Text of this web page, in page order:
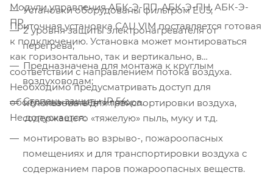
Модули управления АБК-Э-ПП, АБК-Э-ПН, АБК-Э-
ПР.
Установки оборудованы фильтром EU5;
2 уровня защиты электронагревателя от
перегрева;
Предназначена для монтажа к круглым
воздуховодам;
Степень защиты IP 54;
Приточная установка CAU VIM поставляется готовая
к подключению. Установка может монтироваться
как горизонтально, так и вертикально, в
соответствии с направлением потока воздуха.
Необходимо предусматривать доступ для
обслуживания вентилятора.
Не допускается:
использовать для транспортировки воздуха,
содержащего «тяжелую» пыль, муку и т.д.
монтировать во взрыво-, пожароопасных
помещениях и для транспортировки воздуха с
содержанием паров пожароопасных веществ.